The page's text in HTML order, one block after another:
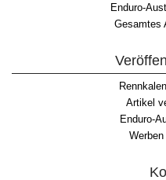
Enduro-
Gesamtes
Artikel
Enduro-